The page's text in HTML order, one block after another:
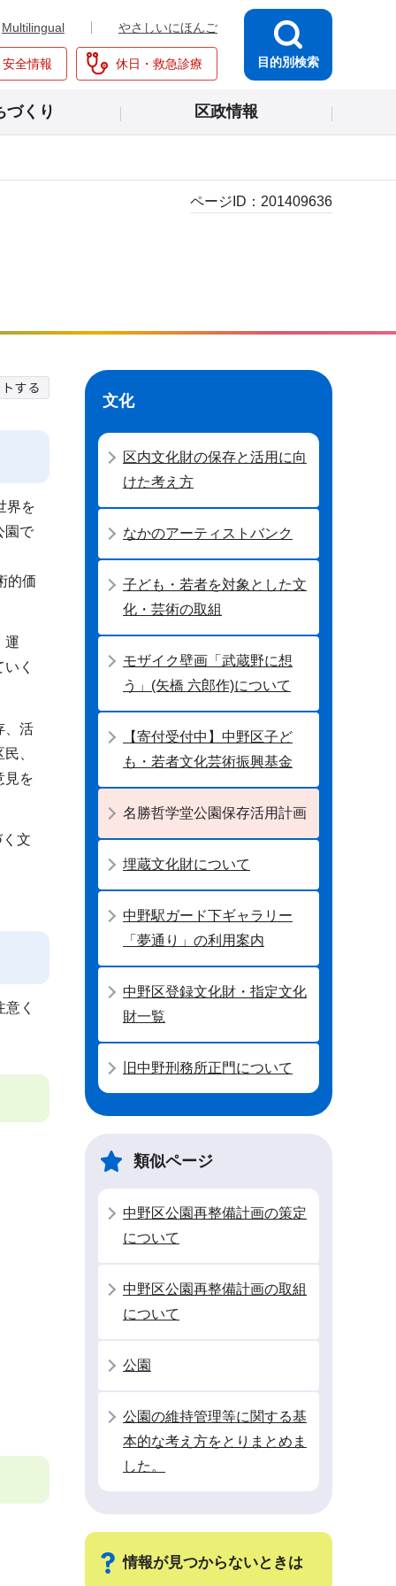
Multilingual やさしいにほんご
全情報 休日・救急診療 目的別検索
づくり 区政情報
ページID： 201409636
界を
園で
的価
運
く
、活
、
見を
文
く
文化
区内文化財の保存と活用に向
けた考え方
なかのアーティストバンク
子ども・若者を対象とした文
化・芸術の取組
モザイク壁画「武蔵野に想
う」(矢橋 六郎作)について
【寄付受付中】中野区子ど
も・若者文化芸術振興基金
名勝哲学堂公園保存活用計画
埋蔵文化財について
中野駅ガード下ギャラリー
「夢通り」の利用案内
中野区登録文化財・指定文化
財一覧
旧中野刑務所正門について
類似ページ
中野区公園再整備計画の策定
について
中野区公園再整備計画の取組
について
公園
公園の維持管理等に関する基
本的な考え方をとりまとめま
した。
情報が見つからないときは